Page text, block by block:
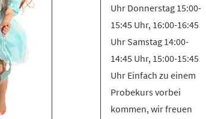
Uhr Donnerstag 15:00-
15:45 Uhr, 16:00-16:45
Uhr Samstag 14:00-
14:45 Uhr, 15:00-15:45
Uhr Einfach zu einem
Probekurs vorbei
kommen, wir freuen